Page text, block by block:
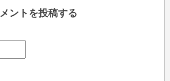
ントを投稿する